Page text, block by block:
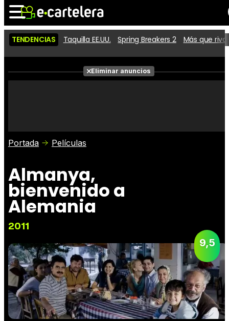
Noticias Cartelera
Películas
Críticas
TENDENCIAS Taquilla EE.UU. Spring Breakers 2 Más que
Eliminar anuncios
Portada Películas
Almanya,
bienvenido a
Alemania
2011
9,5